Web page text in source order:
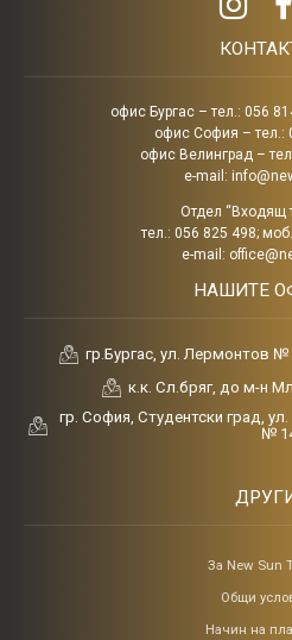
офис Бургас – тел.: 056
офис София – тел.:
офис Велинград –
e-mail:
Отдел “Входящ
тел.: 056 825 498;
e-mail:
НАШИТЕ
гр.Бургас, ул. Лермонтов №
к.к. Сл.бряг, до м-н
гр. София, Студентски град,
№
За New Sun
Общи
Начин на